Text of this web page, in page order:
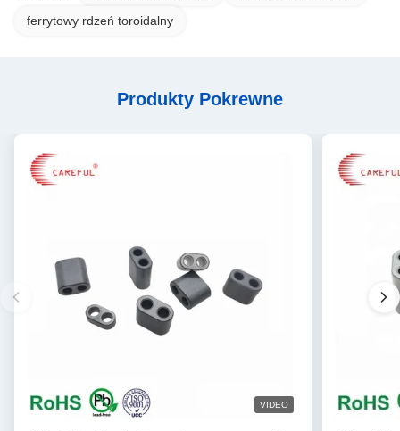
ferrytowy rdzeń toroidalny
Produkty Pokrewne
VIDEO